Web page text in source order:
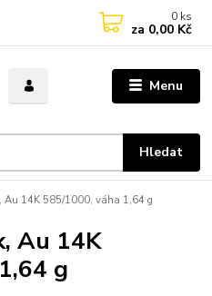
Menu
Hledat
0 ks
za 0,00 Kč
Au 14K 585/1000, váha 1,64 g
Au 14K
g